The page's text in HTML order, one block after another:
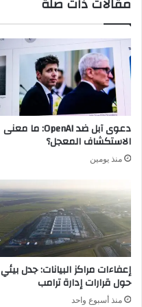
ة
x
D
r
e
ت
و
ف
د
ى
أ
ط
ل
ع
ن
م
و
ا
ج
م
ح
ل
ي
ا
ل
دعوى آبل ضد OpenAI: ما معنى
الاستكشاف المعجل؟
منذ يومين
إعفاءات مراكز البيانات: جدل بيئي
حول قرارات إدارة ترامب
منذ أسبوع واحد